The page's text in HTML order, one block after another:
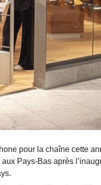
pour la chaîne cette
Pays-Bas après